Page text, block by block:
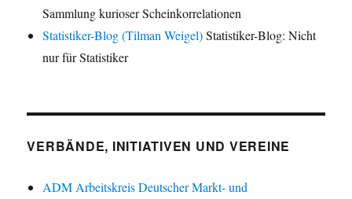
Sammlung kurioser Scheinkorrelationen
Statistiker-Blog (Tilman Weigel)Statistiker-Blog: Nicht
nur für Statistiker
VERBÄNDE, INITIATIVEN UND VEREINE
ADM Arbeitskreis Deutscher Markt- und